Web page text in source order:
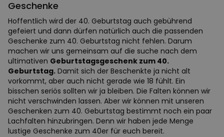
Geschenke
Hoffentlich wird der 40. Geburtstag auch gebührend
gefeiert und dann dürfen natürlich auch die passenden
Geschenke zum 40. Geburtstag nicht fehlen. Darum
machen wir uns gemeinsam auf die suche nach dem
ultimativen Geburtstagsgeschenk zum 40.
Geburtstag. Damit sich der Beschenkte ja nicht alt
vorkommt, aber auch nicht gerade wie 18 fühlt. Ein
bisschen seriös sollten wir ja bleiben. Die Falten können wir
nicht verschwinden lassen. Aber wir können mit unseren
Geschenken zum 40. Geburtstag bestimmt noch ein paar
Lachfalten hinzubringen. Denn wir haben jede Menge
lustige Geschenke zum 40er für euch bereit.